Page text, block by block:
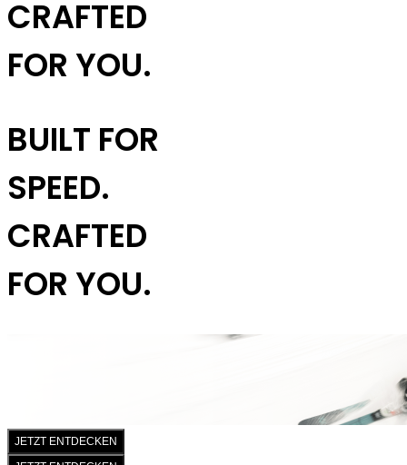
CRAFTED
FOR YOU.
BUILT FOR
SPEED.
CRAFTED
FOR YOU.
JETZT ENTDECKEN